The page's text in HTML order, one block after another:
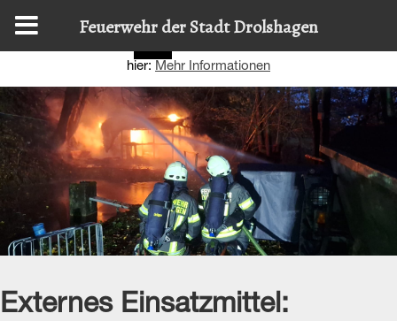
Externes Einsatzmittel:
Diese Website nutzt Cookies, um bestmögliche Funktionalität
hier: Mehr Informationen
Feuerwehr der Stadt Drolshagen